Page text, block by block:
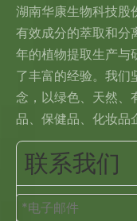
湖南华康生物科技股
有效成分的萃取和分
年的植物提取生产与
了丰富的经验。我们
念，以绿色、天然、
品、保健品、化妆品
联系我们